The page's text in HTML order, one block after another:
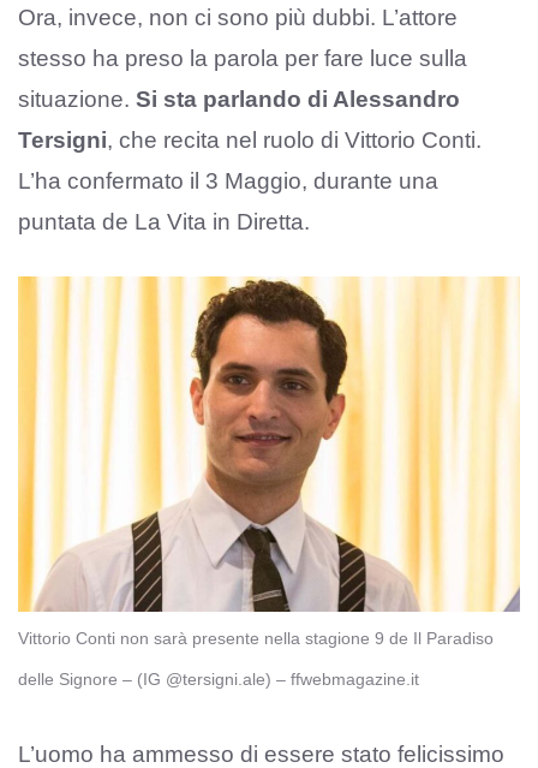
Ora, invece, non ci sono più dubbi. L’attore
stesso ha preso la parola per fare luce sulla
situazione. Si sta parlando di Alessandro
Tersigni, che recita nel ruolo di Vittorio Conti.
L’ha confermato il 3 Maggio, durante una
puntata de La Vita in Diretta.
Vittorio Conti non sarà presente nella stagione 9 de Il Paradiso
delle Signore – (IG @tersigni.ale) – ffwebmagazine.it
L’uomo ha ammesso di essere stato felicissimo